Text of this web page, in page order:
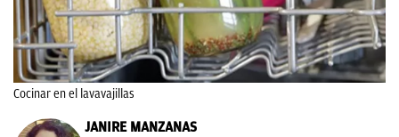
Cocinar en el lavavajillas
JANIRE MANZANAS